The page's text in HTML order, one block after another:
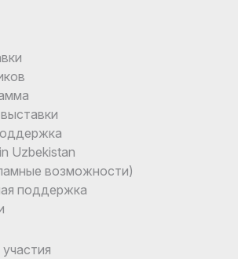
Uzbekistan
возможности)
поддержка